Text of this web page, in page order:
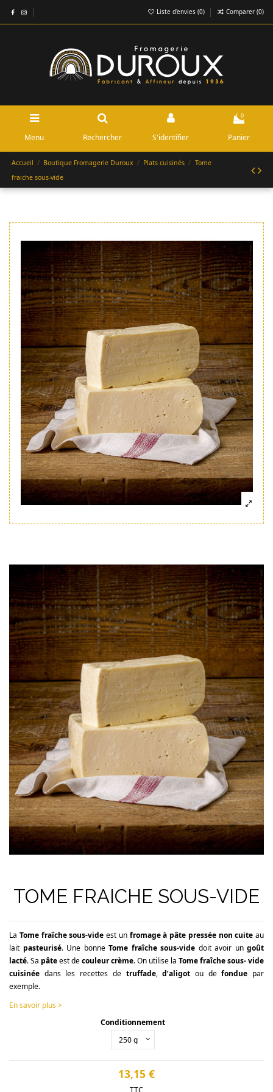
Liste d'envies (0) Comparer (0)
Menu Rechercher S'identifier
0
Panier
Accueil Boutique Fromagerie Duroux Plats cuisinés
Tome
fraiche sous-vide
TOME FRAICHE SOUS-VIDE
La Tome fraîche sous-vide est un fromage à pâte pressée non cuite au
lait pasteurisé. Une bonne Tome fraîche sous-vide doit avoir un goût
lacté. Sa pâteest decouleur crème. On utilise la Tome fraîche sous- vide
cuisinée dans les recettes de truffade,d’aligot ou defondue par
exemple.
En savoir plus >
Conditionnement
13,15 €
TTC